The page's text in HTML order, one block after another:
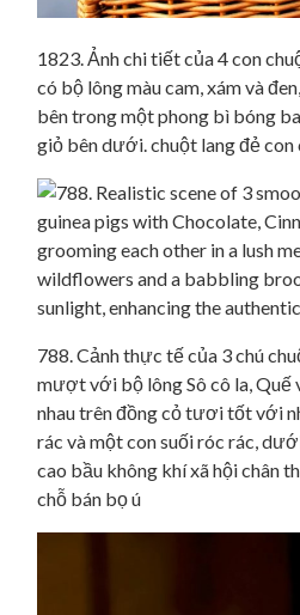
1823. Ảnh chi tiết của 4 con
có bộ lông màu cam, xám và
bên trong một phong bì bóng
giỏ bên dưới. chuột lang đẻ con
788. Cảnh thực tế của 3 chú
mượt với bộ lông Sô cô la, Quế
nhau trên đồng cỏ tươi tốt với
rác và một con suối róc rác,
cao bầu không khí xã hội chân
chỗ bán bọ ú